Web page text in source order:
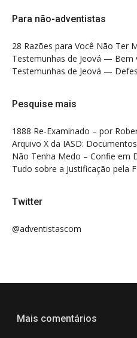
Para não-adventistas
28 Razões para Você Não Ter
Testemunhas de Jeová — Bem
Testemunhas de Jeová —
Pesquise mais
1888 Re-Examinado – por
Arquivo X da IASD:
Não Tenha Medo – Confie em
Tudo sobre a Justificação pela
Twitter
@adventistascom
Mais comentários